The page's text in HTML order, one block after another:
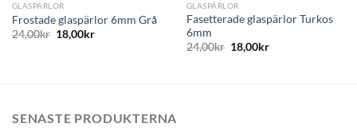
GLASPÄRLOR
Frostade glaspärlor 6mm Grå
24,00kr 18,00kr
GLASPÄRLOR
Fasetterade glaspärlor Turkos
6mm
24,00kr 18,00kr
SENASTE PRODUKTERNA